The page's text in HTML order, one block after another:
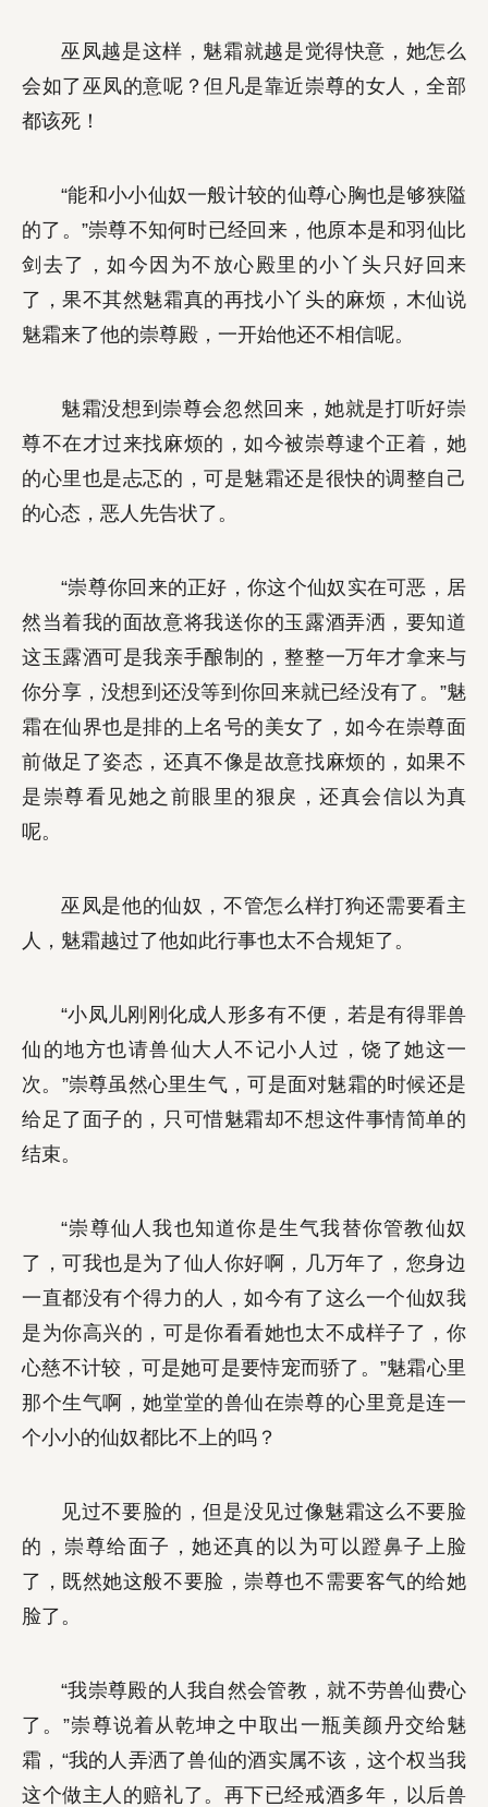
巫凤越是这样，魅霜就越是觉得快意，她怎么
会如了巫凤的意呢？但凡是靠近崇尊的女人，全部
都该死！
“能和小小仙奴一般计较的仙尊心胸也是够狭隘
的了。”崇尊不知何时已经回来，他原本是和羽仙比
剑去了，如今因为不放心殿里的小丫头只好回来
了，果不其然魅霜真的再找小丫头的麻烦，木仙说
魅霜来了他的崇尊殿，一开始他还不相信呢。
魅霜没想到崇尊会忽然回来，她就是打听好崇
尊不在才过来找麻烦的，如今被崇尊逮个正着，她
的心里也是忐忑的，可是魅霜还是很快的调整自己
的心态，恶人先告状了。
“崇尊你回来的正好，你这个仙奴实在可恶，居
然当着我的面故意将我送你的玉露酒弄洒，要知道
这玉露酒可是我亲手酿制的，整整一万年才拿来与
你分享，没想到还没等到你回来就已经没有了。”魅
霜在仙界也是排的上名号的美女了，如今在崇尊面
前做足了姿态，还真不像是故意找麻烦的，如果不
是崇尊看见她之前眼里的狠戾，还真会信以为真
呢。
巫凤是他的仙奴，不管怎么样打狗还需要看主
人，魅霜越过了他如此行事也太不合规矩了。
“小凤儿刚刚化成人形多有不便，若是有得罪兽
仙的地方也请兽仙大人不记小人过，饶了她这一
次。”崇尊虽然心里生气，可是面对魅霜的时候还是
给足了面子的，只可惜魅霜却不想这件事情简单的
结束。
“崇尊仙人我也知道你是生气我替你管教仙奴
了，可我也是为了仙人你好啊，几万年了，您身边
一直都没有个得力的人，如今有了这么一个仙奴我
是为你高兴的，可是你看看她也太不成样子了，你
心慈不计较，可是她可是要恃宠而骄了。”魅霜心里
那个生气啊，她堂堂的兽仙在崇尊的心里竟是连一
个小小的仙奴都比不上的吗？
见过不要脸的，但是没见过像魅霜这么不要脸
的，崇尊给面子，她还真的以为可以蹬鼻子上脸
了，既然她这般不要脸，崇尊也不需要客气的给她
脸了。
“我崇尊殿的人我自然会管教，就不劳兽仙费心
了。”崇尊说着从乾坤之中取出一瓶美颜丹交给魅
霜，“我的人弄洒了兽仙的酒实属不该，这个权当我
这个做主人的赔礼了。再下已经戒酒多年，以后兽